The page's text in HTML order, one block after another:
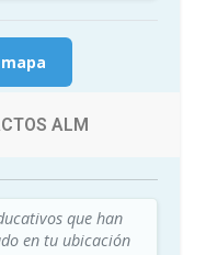
ALM
que han
en tu ubicación